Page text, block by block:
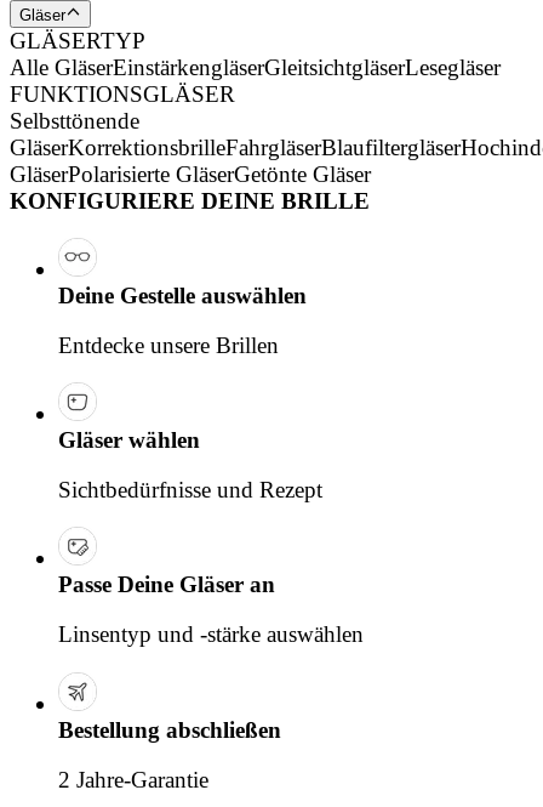
Gläser
GLÄSERTYP
Alle GläserEinstärkengläserGleitsichtgläserLesegläser
FUNKTIONSGLÄSER
Selbsttönende
GläserKorrektionsbrilleFahrgläserBlaufiltergläser
GläserPolarisierte GläserGetönte Gläser
KONFIGURIERE DEINE BRILLE
Deine Gestelle auswählen
Entdecke unsere Brillen
Gläser wählen
Sichtbedürfnisse und Rezept
Passe Deine Gläser an
Linsentyp und -stärke auswählen
Bestellung abschließen
2 Jahre-Garantie